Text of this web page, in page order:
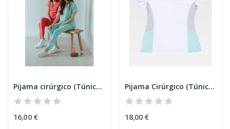
Pijama cirúrgico (Túnica) senhora
16,00 €
Pijama Cirúrgico (Túnica) senhora B51
18,00 €